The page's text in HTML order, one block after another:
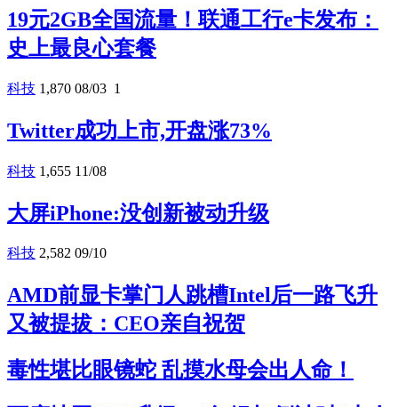
19元2GB全国流量！联通工行e卡发布：
史上最良心套餐
科技 1,870 08/03 1
Twitter成功上市,开盘涨73%
科技 1,655 11/08
大屏iPhone:没创新被动升级
科技 2,582 09/10
AMD前显卡掌门人跳槽Intel后一路飞升
又被提拔：CEO亲自祝贺
毒性堪比眼镜蛇 乱摸水母会出人命！